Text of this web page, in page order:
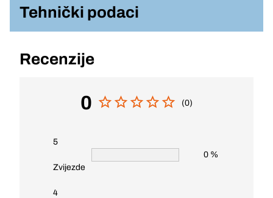
Tehnički podaci
Recenzije
0 (0)
5
Zvijezde
0 %
4